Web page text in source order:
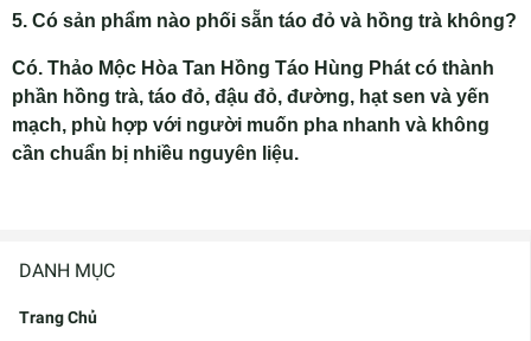
DANH MỤC
Trang Chủ
5. Có sản phẩm nào phối sẵn táo đỏ và hồng trà không?
Có. Thảo Mộc Hòa Tan Hồng Táo Hùng Phát có thành
phần hồng trà, táo đỏ, đậu đỏ, đường, hạt sen và yến
mạch, phù hợp với người muốn pha nhanh và không
cần chuẩn bị nhiều nguyên liệu.